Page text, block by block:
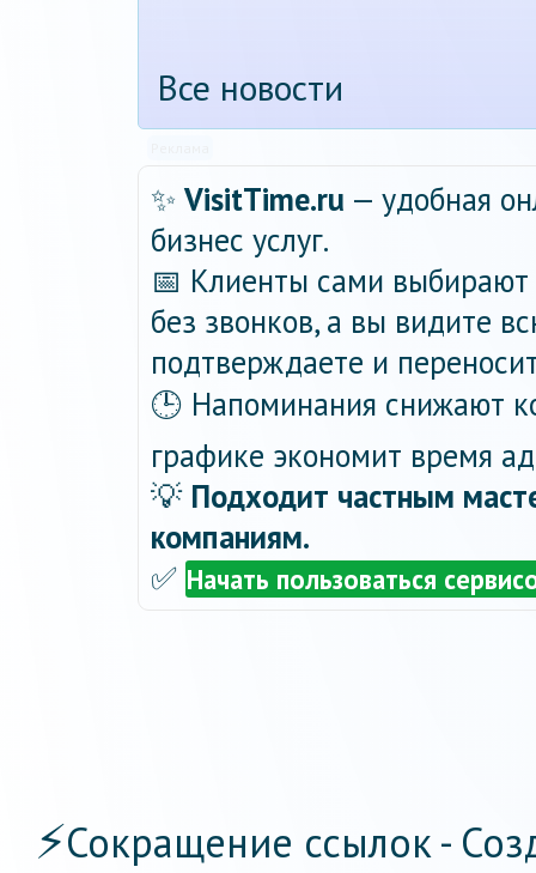
Все новости
✨ VisitTime.ru — удобная
бизнес услуг.
📅 Клиенты сами
без звонков, а вы видите
подтверждаете и
🕒 Напоминания снижают
графике экономит время
💡 Подходит частным
компаниям.
✅ Начать пользоваться
⚡Сокращение ссылок -